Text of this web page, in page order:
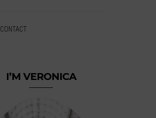
CONTACT
I’M VERONICA